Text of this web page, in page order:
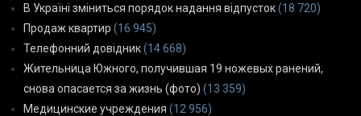
В Україні зміниться порядок надання відпусток(18 720)
Продаж квартир (16 945)
Телефонний довідник(14 668)
Жительница Южного, получившая 19 ножевых ранений,
снова опасается за жизнь (фото) (13 359)
Медицинские учреждения (12 956)